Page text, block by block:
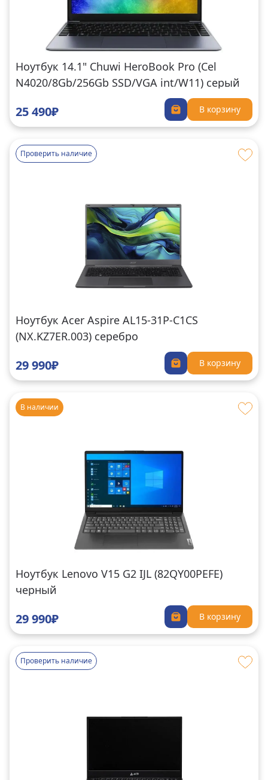
Ноутбук 14.1" Chuwi HeroBook Pro (Cel
N4020/8Gb/256Gb SSD/VGA int/W11) серый
25 490₽ В корзину
Проверить наличие
Ноутбук Acer Aspire AL15-31P-C1CS
(NX.KZ7ER.003) серебро
29 990₽ В корзину
В наличии
Ноутбук Lenovo V15 G2 IJL (82QY00PEFE)
черный
29 990₽ В корзину
Проверить наличие